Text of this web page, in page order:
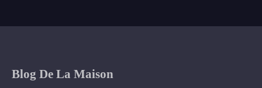
Blog De La Maison